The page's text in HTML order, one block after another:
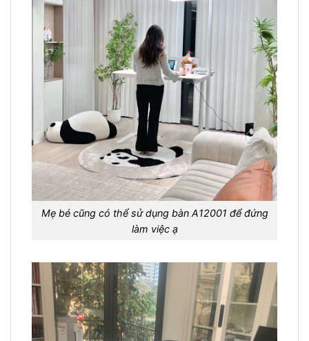
Mẹ bé cũng có thể sử dụng bàn A12001 để đứng
làm việc ạ